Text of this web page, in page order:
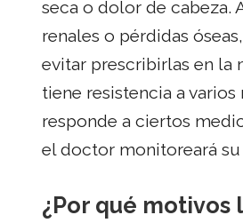
seca o dolor de cabeza.
renales o pérdidas
evitar prescribirlas en la
tiene resistencia a
responde a ciertos
el doctor monitoreará
¿Por qué motivos